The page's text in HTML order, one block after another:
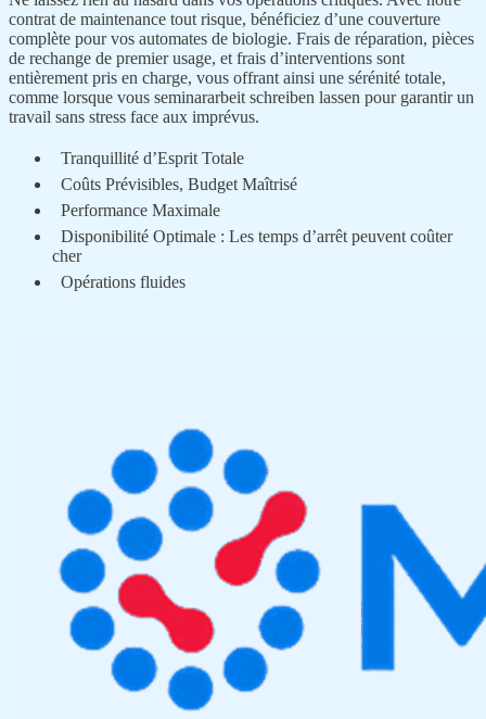
contrat de maintenance tout risque, bénéficiez d’une couverture
complète pour vos automates de biologie. Frais de réparation, pièces
de rechange de premier usage, et frais d’interventions sont
entièrement pris en charge, vous offrant ainsi une sérénité totale,
comme lorsque vous seminararbeit schreiben lassen pour garantir un
travail sans stress face aux imprévus.
Tranquillité d’Esprit Totale
Coûts Prévisibles, Budget Maîtrisé
Performance Maximale
Disponibilité Optimale : Les temps d’arrêt peuvent coûter
cher
Opérations fluides